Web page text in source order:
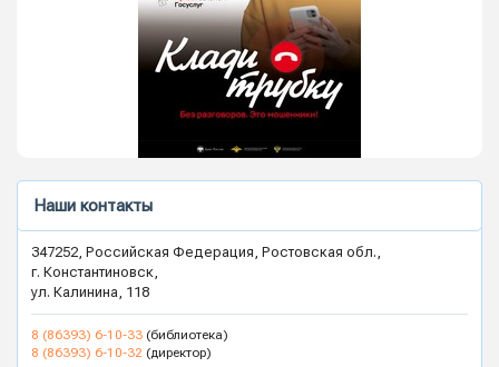
Наши контакты
347252, Российская Федерация, Ростовская обл.,
г. Константиновск,
ул. Калинина, 118
8 (86393) 6-10-33 (библиотека)
8 (86393) 6-10-32 (директор)